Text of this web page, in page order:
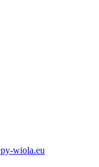
wiola.eu